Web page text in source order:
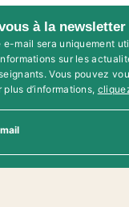
à la newsletter
e-mail sera uniquement
sur les
Vous pouvez
plus d’informations,